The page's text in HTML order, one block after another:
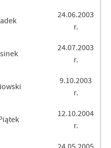
24.06.2003
r.
24.07.2003
r.
9.10.2003
r.
12.10.2004
r.